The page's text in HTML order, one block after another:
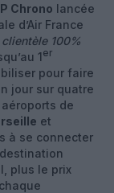
Chrono lancée
d’Air France
100%
1er
pour faire
jour sur quatre
de
et
à se connecter
plus le prix